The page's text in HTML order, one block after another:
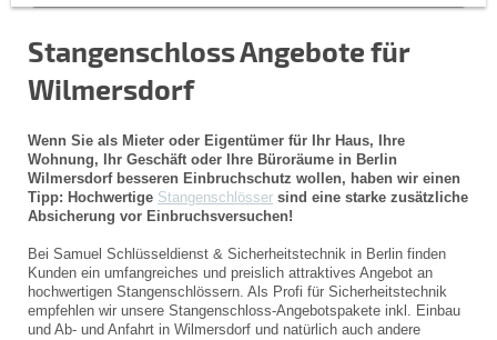
Stangenschloss Angebote für
Wilmersdorf
Wenn Sie als Mieter oder Eigentümer für Ihr Haus, Ihre
Wohnung, Ihr Geschäft oder Ihre Büroräume in Berlin
Wilmersdorf besseren Einbruchschutz wollen, haben wir einen
Tipp: Hochwertige Stangenschlösser sind eine starke zusätzliche
Absicherung vor Einbruchsversuchen!
Bei Samuel Schlüsseldienst & Sicherheitstechnik in Berlin finden
Kunden ein umfangreiches und preislich attraktives Angebot an
hochwertigen Stangenschlössern. Als Profi für Sicherheitstechnik
empfehlen wir unsere Stangenschloss-Angebotspakete inkl. Einbau
und Ab- und Anfahrt in Wilmersdorf und natürlich auch andere